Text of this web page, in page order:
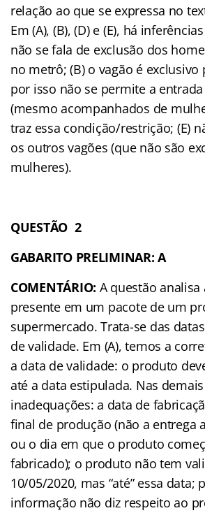
relação ao que se expressa no
Em (A), (B), (D) e (E), há
não se fala de exclusão dos
no metrô; (B) o vagão é
por isso não se permite a
(mesmo acompanhados de
traz essa condição/restrição; (E)
os outros vagões (que não são
mulheres).
QUESTÃO 2
GABARITO PRELIMINAR: A
COMENTÁRIO: A questão
presente em um pacote de um
supermercado. Trata-se das
de validade. Em (A), temos a
a data de validade: o produto
até a data estipulada. Nas
inadequações: a data de
final de produção (não a entrega
ou o dia em que o produto
fabricado); o produto não tem
10/05/2020, mas “até” essa data;
informação não diz respeito ao